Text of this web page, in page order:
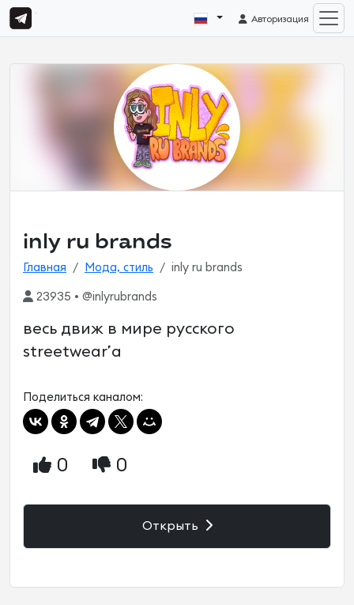
Авторизация
inly ru brands
Главная Мода, стиль inly ru brands
23935 • @inlyrubrands
весь движ в мире русского
streetwear’а
Поделиться каналом:
0 0
Открыть